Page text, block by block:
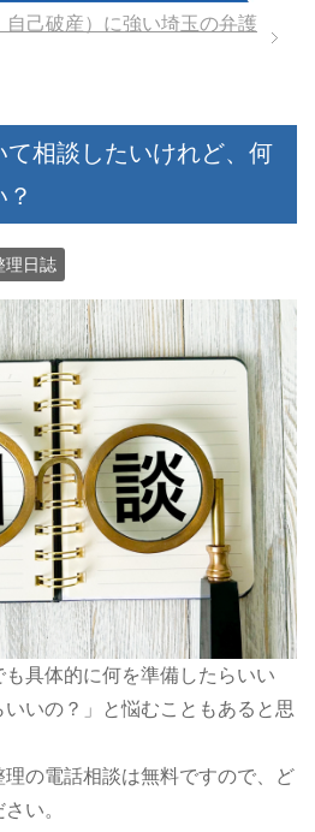
己破産）に強い埼玉の弁護
相談したいけれど、何
理日誌
具体的に何を準備したらいい
いの？」と悩むこともあると思
の電話相談は無料ですので、ど
い。